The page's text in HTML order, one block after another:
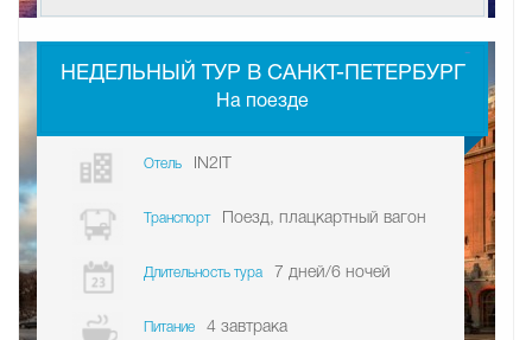
НЕДЕЛЬНЫЙ ТУР В САНКТ-ПЕТЕРБУРГ
На поезде
Отель IN2IT
Транспорт Поезд, плацкартный вагон
Длительность тура 7 дней/6 ночей
Питание 4 завтрака
-